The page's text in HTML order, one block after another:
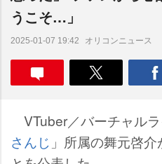
うこそ…」
2025-01-07 19:42 オリコンニュース
VTuber／バーチャル
さんじ 」所属の舞元啓